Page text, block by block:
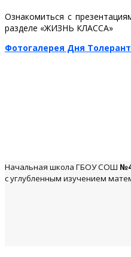
Ознакомиться с
разделе «ЖИЗНЬ КЛАССА»
Фотогалерея Дня
Начальная школа ГБОУ СОШ
с углубленным изучением